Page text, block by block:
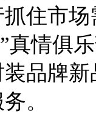
市场
真情俱
品牌
。